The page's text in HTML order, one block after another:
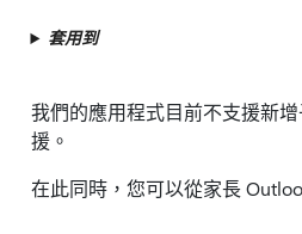
套用到
我們的應用程式目前不支援新
援。
在此同時，您可以從家長